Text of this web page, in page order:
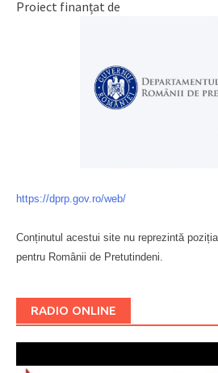
Proiect finanțat de
https://dprp.gov.ro/web/
Conținutul acestui site nu reprezintă
pentru Românii de Pretutindeni.
RADIO ONLINE